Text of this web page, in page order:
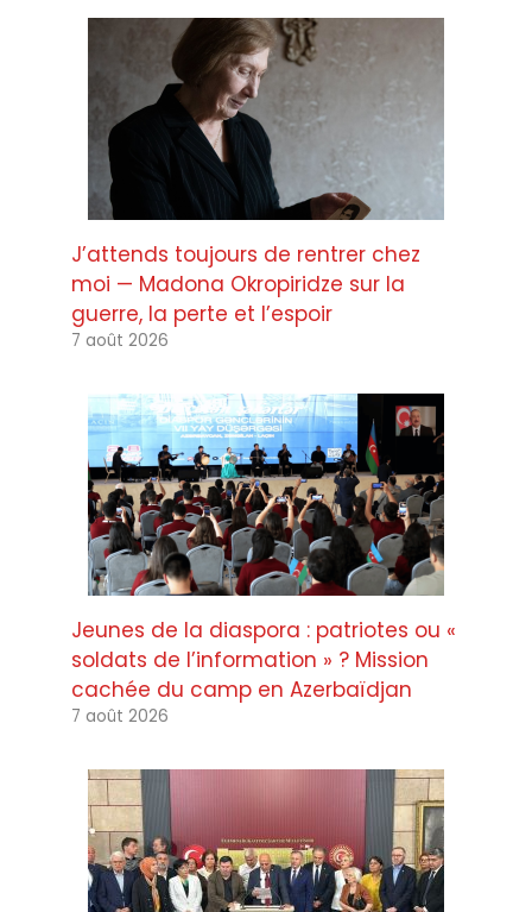
J’attends toujours de rentrer chez
moi — Madona Okropiridze sur la
guerre, la perte et l’espoir
7 août 2026
Jeunes de la diaspora : patriotes ou «
soldats de l’information » ? Mission
cachée du camp en Azerbaïdjan
7 août 2026